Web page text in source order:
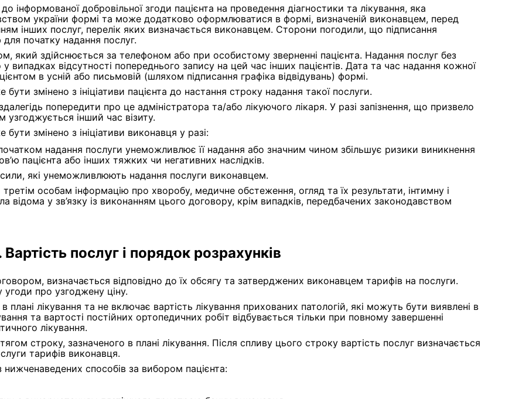
інформованої добровільної згоди пацієнта на проведення діагностики та лікування, яка
україни формі та може додатково оформлюватися в формі, визначеній виконавцем, перед
інших послуг, перелік яких визначається виконавцем. Сторони погодили, що підписання
початку надання послуг.
який здійснюється за телефоном або при особистому зверненні пацієнта. Надання послуг без
відсутності попереднього запису на цей час інших пацієнтів. Дата та час надання кожної
в усній або письмовій (шляхом підписання графіка відвідувань) формі.
змінено з ініціативи пацієнта до настання строку надання такої послуги.
попередити про це адміністратора та/або лікуючого лікаря. У разі запізнення, що призвело
узгоджується інший час візиту.
змінено з ініціативи виконавця у разі:
надання послуги унеможливлює її надання або значним чином збільшує ризики виникнення
пацієнта або інших тяжких чи негативних наслідків.
які унеможливлюють надання послуги виконавцем.
особам інформацію про хворобу, медичне обстеження, огляд та їх результати, інтимну і
відома у зв’язку із виконанням цього договору, крім випадків, передбачених законодавством
Вартість послуг і порядок розрахунків
визначається відповідно до їх обсягу та затверджених виконавцем тарифів на послуги.
про узгоджену ціну.
плані лікування та не включає вартість лікування прихованих патологій, які можуть бути виявлені в
та вартості постійних ортопедичних робіт відбувається тільки при повному завершенні
лікування.
строку, зазначеного в плані лікування. Після спливу цього строку вартість послуг визначається
тарифів виконавця.
способів за вибором пацієнта: